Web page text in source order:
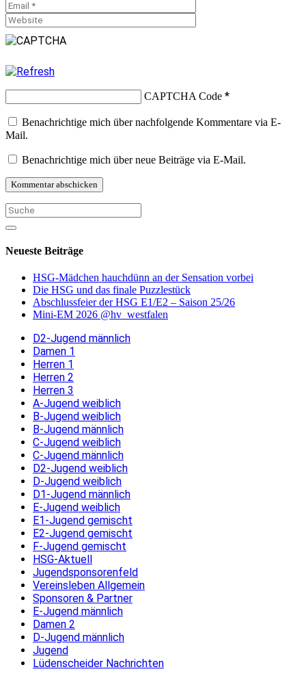
CAPTCHA Code *
Benachrichtige mich über nachfolgende Kommentare via E-
Mail.
Benachrichtige mich über neue Beiträge via E-Mail.
Neueste Beiträge
HSG-Mädchen hauchdünn an der Sensation vorbei
Die HSG und das finale Puzzlestück
Abschlussfeier der HSG E1/E2 – Saison 25/26
Mini-EM 2026 @hv_westfalen
D2-Jugend männlich
Damen 1
Herren 1
Herren 2
Herren 3
A-Jugend weiblich
B-Jugend weiblich
B-Jugend männlich
C-Jugend weiblich
C-Jugend männlich
D2-Jugend weiblich
D-Jugend weiblich
D1-Jugend männlich
E-Jugend weiblich
E1-Jugend gemischt
E2-Jugend gemischt
F-Jugend gemischt
HSG-Aktuell
Jugendsponsorenfeld
Vereinsleben Allgemein
Sponsoren & Partner
E-Jugend männlich
Damen 2
D-Jugend männlich
Jugend
Lüdenscheider Nachrichten